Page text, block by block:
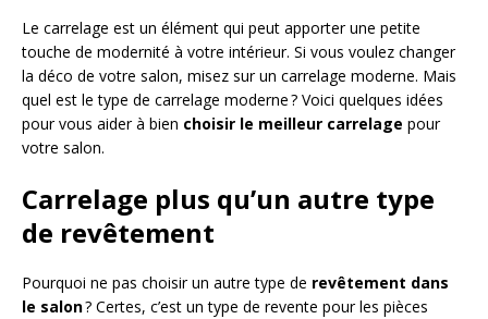
Le carrelage est un élément qui peut apporter une petite
touche de modernité à votre intérieur. Si vous voulez changer
la déco de votre salon, misez sur un carrelage moderne. Mais
quel est le type de carrelage moderne ? Voici quelques idées
pour vous aider à bien choisir le meilleur carrelage pour
votre salon.
Carrelage plus qu’un autre type
de revêtement
Pourquoi ne pas choisir un autre type de revêtement dans
le salon? Certes, c’est un type de revente pour les pièces